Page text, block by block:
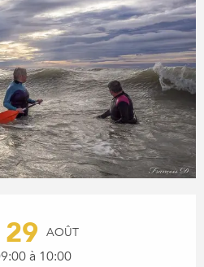
29 AOÛT
à 10:00